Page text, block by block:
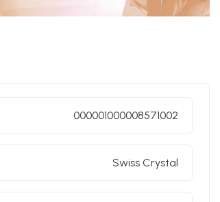
000001000008571002
Swiss Crystal